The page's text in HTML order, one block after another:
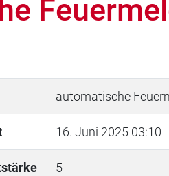
automatische
16. Juni 2025 03:10
5